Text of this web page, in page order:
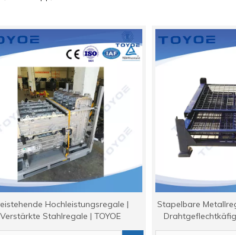
Hochleistungsregale |
Verstärkte Stahlregale | TOYOE
Stapelbare